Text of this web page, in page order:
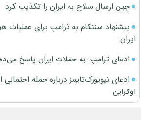
چین ارسال سلاح به ایران را تکذیب کرد
پیشنهاد سنتکام به ترامپ برای عملیات
ایران
ادعای ترامپ: به حملات ایران پاسخ
ادعای نیویورک‌تایمز درباره حمله احتمالی
اوکراین